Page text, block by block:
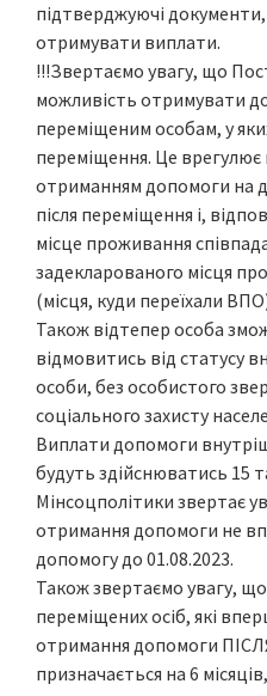
підтверджуючі
отримувати виплати.
!!!Звертаємо увагу, що
можливість отримувати
переміщеним особам, у
переміщення. Це врегулює
отриманням допомоги на
після переміщення і,
місце проживання
задекларованого місця
(місця, куди переїхали
Також відтепер особа
відмовитись від статусу
особи, без особистого
соціального захисту
Виплати допомоги
будуть здійснюватись 15
Мінсоцполітики звертає
отримання допомоги не
допомогу до 01.08.2023.
Також звертаємо увагу,
переміщених осіб, які
отримання допомоги
призначається на 6